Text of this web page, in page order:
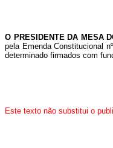
O PRESIDENTE DA MESA
pela Emenda Constitucional
determinado firmados com
Este texto não substitui o